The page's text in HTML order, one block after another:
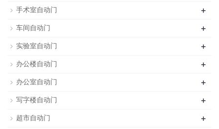
手术室自动门 +
车间自动门 +
实验室自动门 +
办公楼自动门 +
办公室自动门 +
写字楼自动门 +
超市自动门 +